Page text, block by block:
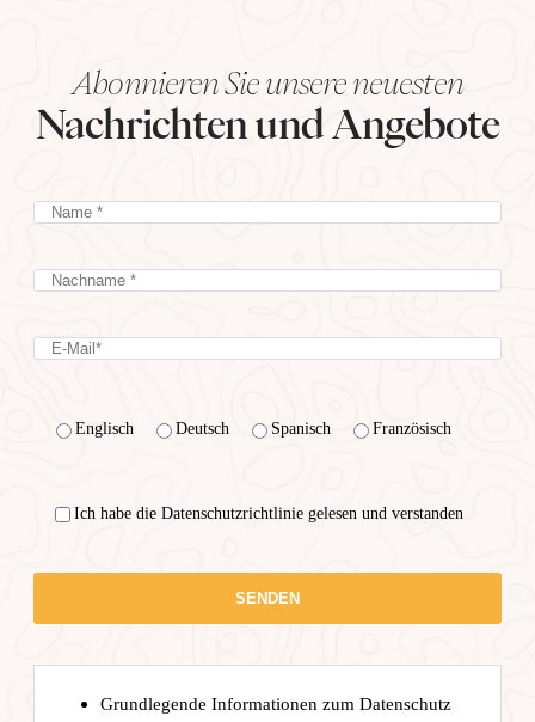
Abonnieren Sie unsere neuesten
Nachrichten und Angebote
Englisch Deutsch Spanisch Französisch
Ich habe die Datenschutzrichtlinie gelesen und verstanden
Grundlegende Informationen zum Datenschutz